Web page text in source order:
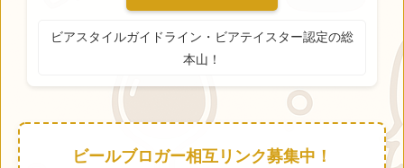
ビアスタイルガイドライン・ビアテイスター認定の総
本山！
ビールブロガー相互リンク募集中！